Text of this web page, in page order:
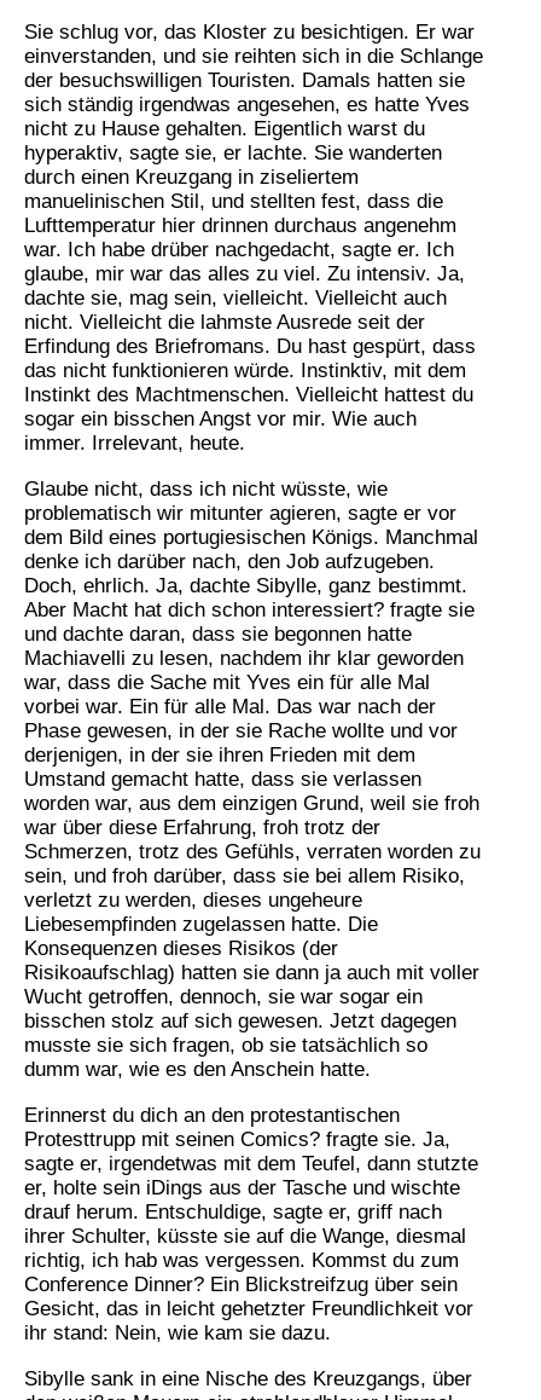
Sie schlug vor, das Kloster zu besichtigen. Er war
einverstanden, und sie reihten sich in die Schlange
der besuchswilligen Touristen. Damals hatten sie
sich ständig irgendwas angesehen, es hatte Yves
nicht zu Hause gehalten. Eigentlich warst du
hyperaktiv, sagte sie, er lachte. Sie wanderten
durch einen Kreuzgang in ziseliertem
manuelinischen Stil, und stellten fest, dass die
Lufttemperatur hier drinnen durchaus angenehm
war. Ich habe drüber nachgedacht, sagte er. Ich
glaube, mir war das alles zu viel. Zu intensiv. Ja,
dachte sie, mag sein, vielleicht. Vielleicht auch
nicht. Vielleicht die lahmste Ausrede seit der
Erfindung des Briefromans. Du hast gespürt, dass
das nicht funktionieren würde. Instinktiv, mit dem
Instinkt des Machtmenschen. Vielleicht hattest du
sogar ein bisschen Angst vor mir. Wie auch
immer. Irrelevant, heute.
Glaube nicht, dass ich nicht wüsste, wie
problematisch wir mitunter agieren, sagte er vor
dem Bild eines portugiesischen Königs. Manchmal
denke ich darüber nach, den Job aufzugeben.
Doch, ehrlich. Ja, dachte Sibylle, ganz bestimmt.
Aber Macht hat dich schon interessiert? fragte sie
und dachte daran, dass sie begonnen hatte
Machiavelli zu lesen, nachdem ihr klar geworden
war, dass die Sache mit Yves ein für alle Mal
vorbei war. Ein für alle Mal. Das war nach der
Phase gewesen, in der sie Rache wollte und vor
derjenigen, in der sie ihren Frieden mit dem
Umstand gemacht hatte, dass sie verlassen
worden war, aus dem einzigen Grund, weil sie froh
war über diese Erfahrung, froh trotz der
Schmerzen, trotz des Gefühls, verraten worden zu
sein, und froh darüber, dass sie bei allem Risiko,
verletzt zu werden, dieses ungeheure
Liebesempfinden zugelassen hatte. Die
Konsequenzen dieses Risikos (der
Risikoaufschlag) hatten sie dann ja auch mit voller
Wucht getroffen, dennoch, sie war sogar ein
bisschen stolz auf sich gewesen. Jetzt dagegen
musste sie sich fragen, ob sie tatsächlich so
dumm war, wie es den Anschein hatte.
Erinnerst du dich an den protestantischen
Protesttrupp mit seinen Comics? fragte sie. Ja,
sagte er, irgendetwas mit dem Teufel, dann stutzte
er, holte sein iDings aus der Tasche und wischte
drauf herum. Entschuldige, sagte er, griff nach
ihrer Schulter, küsste sie auf die Wange, diesmal
richtig, ich hab was vergessen. Kommst du zum
Conference Dinner? Ein Blickstreifzug über sein
Gesicht, das in leicht gehetzter Freundlichkeit vor
ihr stand: Nein, wie kam sie dazu.
Sibylle sank in eine Nische des Kreuzgangs, über